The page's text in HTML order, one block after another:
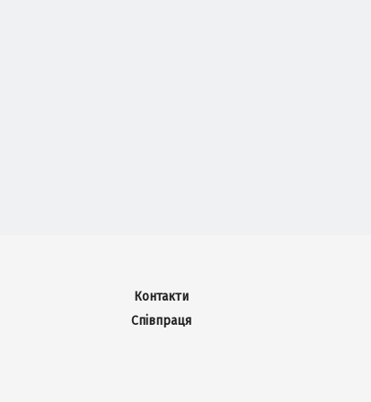
Контакти
Співпраця